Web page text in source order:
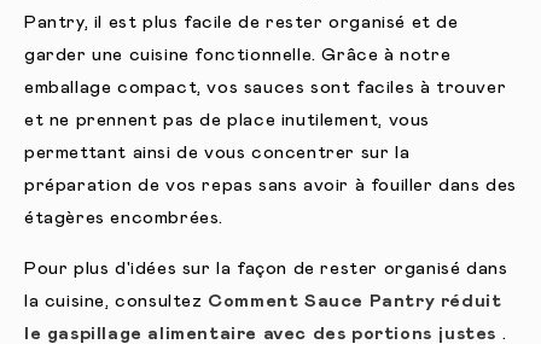
Pantry, il est plus facile de rester organisé et de
garder une cuisine fonctionnelle. Grâce à notre
emballage compact, vos sauces sont faciles à trouver
et ne prennent pas de place inutilement, vous
permettant ainsi de vous concentrer sur la
préparation de vos repas sans avoir à fouiller dans des
étagères encombrées.
Pour plus d'idées sur la façon de rester organisé dans
la cuisine, consultez Comment Sauce Pantry réduit
le gaspillage alimentaire avec des portions justes .